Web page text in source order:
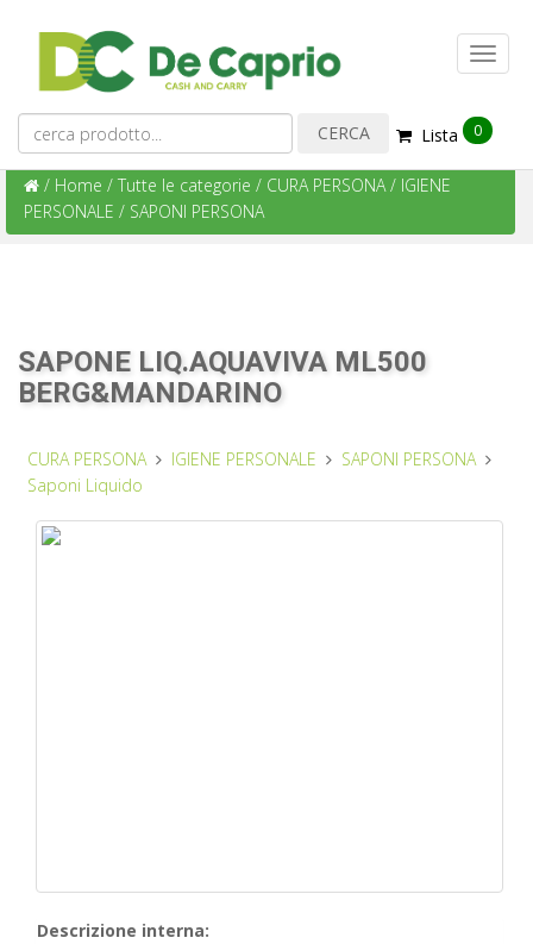
Lista 0
/ Home / Tutte le categorie / CURA PERSONA/ IGIENE
PERSONALE / SAPONI PERSONA
SAPONE LIQ.AQUAVIVA ML500
BERG&MANDARINO
CURA PERSONA IGIENE PERSONALE
SAPONI PERSONA
Saponi Liquido
Descrizione interna: